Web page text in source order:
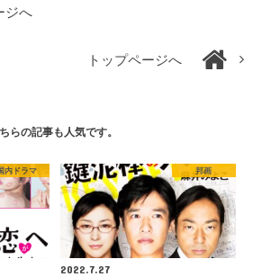
ジへ
トップページへ
らの記事も人気です。
内ドラマ 邦画
2022.7.27